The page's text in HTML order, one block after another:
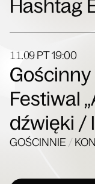
Hashtag
11.09 PT 19:00
Gościnny
Festiwal
dźwięki /
GOŚCINNIE /